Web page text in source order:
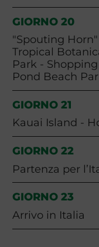
GIORNO 20
"Spouting
Tropical
Park -
Pond Beach
GIORNO 21
Kauai Island -
GIORNO 22
Partenza per
GIORNO 23
Arrivo in Italia